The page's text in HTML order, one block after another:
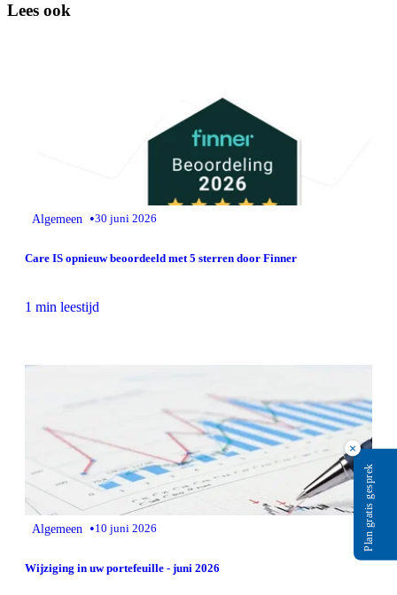
Lees ook
Algemeen •30 juni 2026
Care IS opnieuw beoordeeld met 5 sterren door Finner
1 min leestijd
Algemeen •10 juni 2026
Wijziging in uw portefeuille - juni 2026
×
Plan gratis gesprek